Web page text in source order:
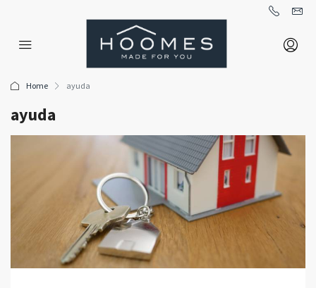
Home ayuda
ayuda